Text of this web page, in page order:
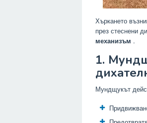
Хъркането
през стеснени
механизъм .
1.
Мундщукът